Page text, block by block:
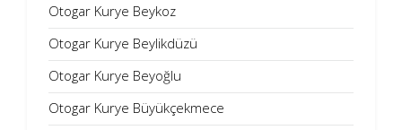
Otogar Kurye Beykoz
Otogar Kurye Beylikdüzü
Otogar Kurye Beyoğlu
Otogar Kurye Büyükçekmece